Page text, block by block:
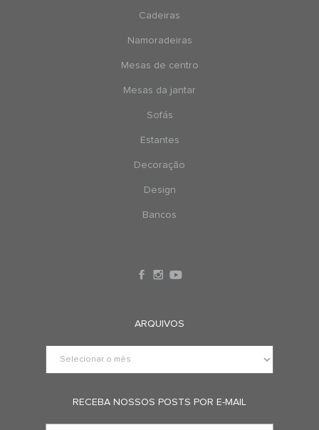
Cadeiras
Namoradeiras
Mesas de centro
Mesas da jantar
Sofás
Estantes
Decoração
Design
Bancos
ARQUIVOS
RECEBA NOSSOS POSTS POR E-MAIL